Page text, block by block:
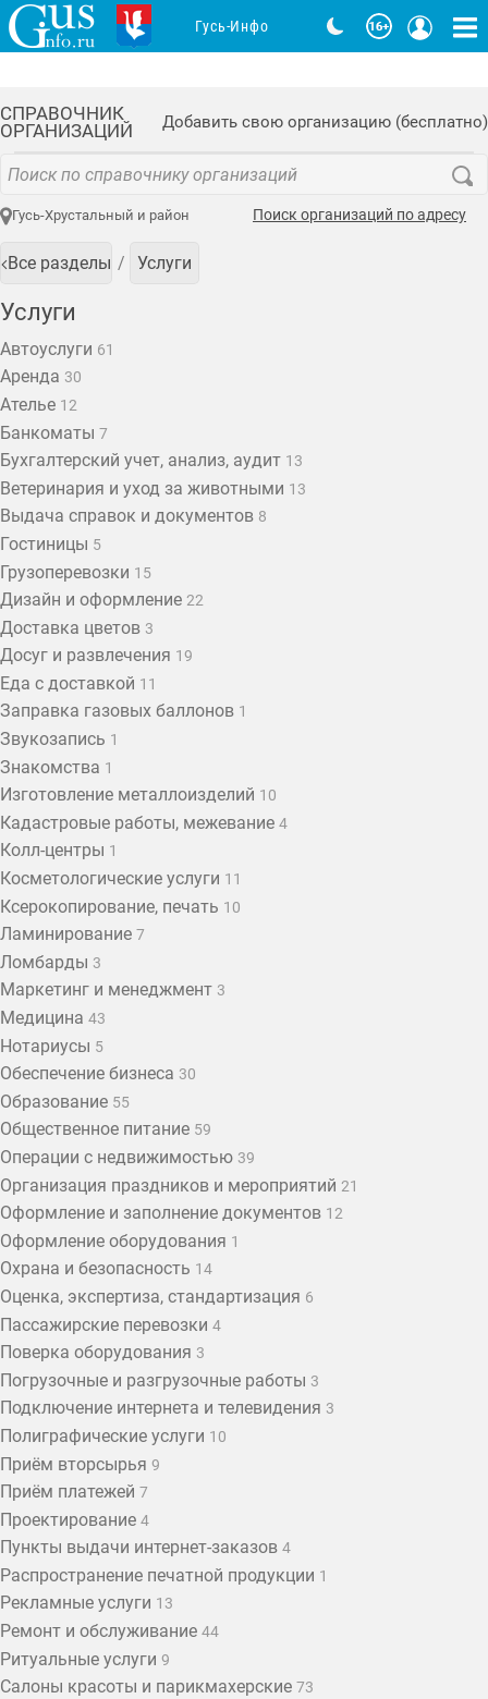
СПРАВОЧНИК
ОРГАНИЗАЦИЙ
Добавить свою организацию (бесплатно)
Гусь-Хрустальный и район Поиск организаций по адресу
Все разделы Услуги
Услуги
Автоуслуги 61
Аренда 30
Ателье 12
Банкоматы 7
Бухгалтерский учет, анализ, аудит 13
Ветеринария и уход за животными 13
Выдача справок и документов 8
Гостиницы 5
Грузоперевозки 15
Дизайн и оформление 22
Доставка цветов 3
Досуг и развлечения 19
Еда с доставкой 11
Заправка газовых баллонов 1
Звукозапись 1
Знакомства 1
Изготовление металлоизделий 10
Кадастровые работы, межевание 4
Колл-центры 1
Косметологические услуги 11
Ксерокопирование, печать 10
Ламинирование 7
Ломбарды 3
Маркетинг и менеджмент 3
Медицина 43
Нотариусы 5
Обеспечение бизнеса 30
Образование 55
Общественное питание 59
Операции с недвижимостью 39
Организация праздников и мероприятий 21
Оформление и заполнение документов 12
Оформление оборудования 1
Охрана и безопасность 14
Оценка, экспертиза, стандартизация 6
Пассажирские перевозки 4
Поверка оборудования 3
Погрузочные и разгрузочные работы 3
Подключение интернета и телевидения 3
Полиграфические услуги 10
Приём вторсырья 9
Приём платежей 7
Проектирование 4
Пункты выдачи интернет-заказов 4
Распространение печатной продукции 1
Рекламные услуги 13
Ремонт и обслуживание 44
Ритуальные услуги 9
Салоны красоты и парикмахерские 73
Гусь-Инфо